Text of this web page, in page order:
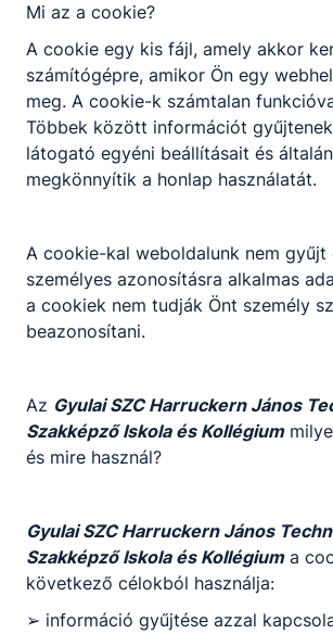
KKK/PTT
KKK letöltése (pdf)
PTT letöltése (pdf)
Okleveles technikusképzés
Nem
Turizmus-vendéglátás ágazat
szakképzettség megszerzésével
vendégtéri szakember a vendéglátó
fogadja az érkező vendégeket,
és italt ajánl, majd felszolgálja a
ételeket. Folyamatosan ﬁgyel
utántölt, rendben tartja az asztalt.
vendéglátás területe, a szervezés
valamint szeretnek emberekkel
szakképzettséggel a végzett
kiválóan el tudnak helyezkedni a
szakirányú tanulmányok
KOMPETENCIAELVÁRÁS
problémamegoldó képesség,
terhelhetőség, jó stressztűrő
szervezőkészség, együttműködő
Mi az a cookie?
A cookie egy kis fájl, amely akkor
számítógépre, amikor Ön egy
meg. A cookie-k számtalan
Többek között információt
látogató egyéni beállításait és
megkönnyítik a honlap használatát.
A cookie-kal weboldalunk nem gyűjt
személyes azonosításra alkalmas
a cookiek nem tudják Önt személy
beazonosítani.
Az Gyulai SZC Harruckern János
Szakképző Iskola és Kollégium
és mire használ?
Gyulai SZC Harruckern János
Szakképző Iskola és Kollégiuma
következő célokból használja:
➢ információ gyűjtése azzal